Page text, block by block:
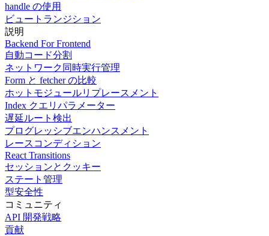
handle の使用
ビュートランジション
説明
Backend For Frontend
自動コード分割
ネットワーク同時実行管理
Form と fetcher の比較
ホットモジュールリプレースメント
Index クエリパラメーター
遅延ルート検出
プログレッシブエンハンスメント
レースコンディション
React Transitions
セッションとクッキー
ステート管理
型安全性
コミュニティ
API 開発戦略
貢献